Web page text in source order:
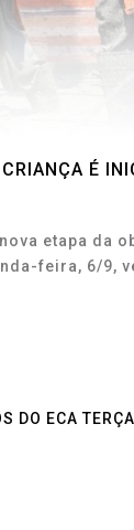
É
etapa da
feira, 6/9,
DO ECA